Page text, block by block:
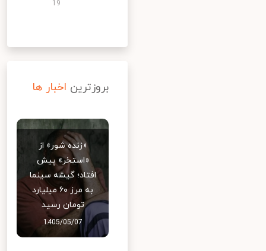
19
بروزترین اخبار ها
«زنده شور» از
«استخر» پیش
افتاد؛ گیشه سینما
به مرز ۶۰ میلیارد
تومان رسید
1405/05/07